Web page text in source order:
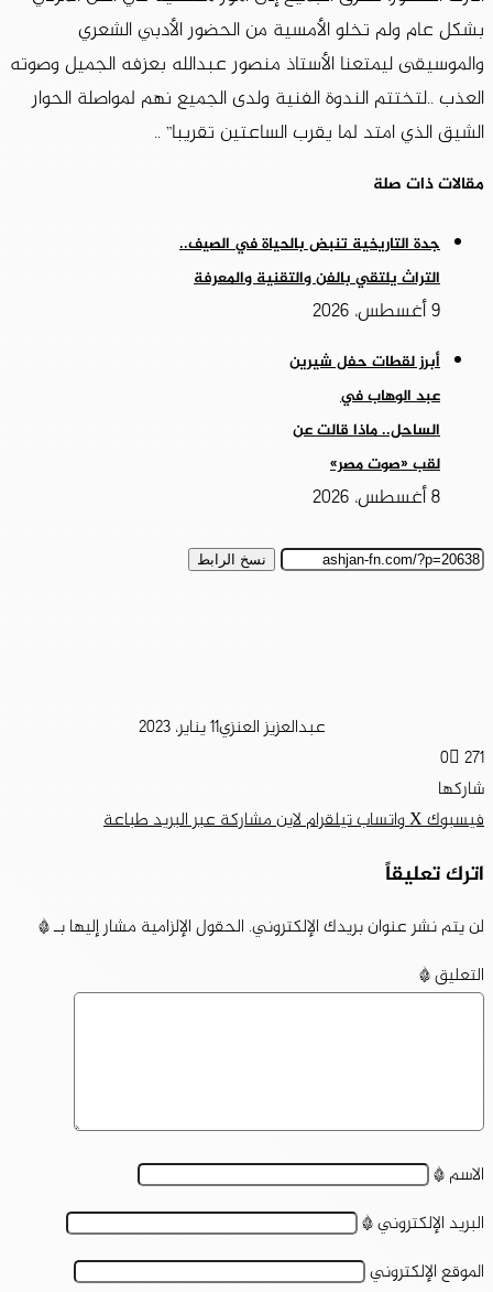
بشكل عام ولم تخلو الأمسية من الحضور الأدبي الشعري
والموسيقى ليمتعنا الأستاذ منصور عبدالله بعزفه الجميل وصوته
العذب ..لتختتم الندوة الفنية ولدى الجميع نهم لمواصلة الحوار
الشيق الذي امتد لما يقرب الساعتين تقريبا” ..
مقالات ذات صلة
جدة التاريخية تنبض بالحياة في الصيف..
التراث يلتقي بالفن والتقنية والمعرفة
9 أغسطس، 2026
أبرز لقطات حفل شيرين
عبد الوهاب في
الساحل.. ماذا قالت عن
لقب «صوت مصر»
8 أغسطس، 2026
نسخ الرابط
عبدالعزيز العنزي11 يناير، 2023
0 271
شاركها
فيسبوك‫Xواتسابتيلقراملاينمشاركة عبر البريدطباعة
اترك تعليقاً
لن يتم نشر عنوان بريدك الإلكتروني.الحقول الإلزامية مشار إليها بـ*
التعليق*
الاسم*
البريد الإلكتروني*
الموقع الإلكتروني